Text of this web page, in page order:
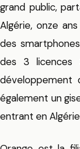
grand public,
Algérie, onze
des
des 3 licences
développement
également un
entrant en